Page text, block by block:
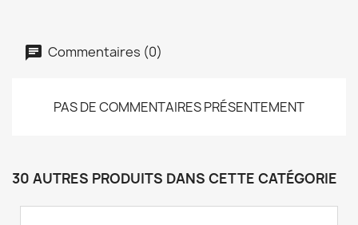
Commentaires (0)
PAS DE COMMENTAIRES PRÉSENTEMENT
30 AUTRES PRODUITS DANS CETTE CATÉGORIE